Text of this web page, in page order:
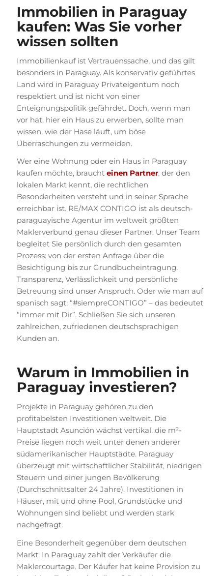
Immobilien in Paraguay
kaufen: Was Sie vorher
wissen sollten
Immobilienkauf ist Vertrauenssache, und das gilt
besonders in Paraguay. Als konservativ geführtes
Land wird in Paraguay Privateigentum noch
respektiert und ist nicht von einer
Enteignungspolitik gefährdet. Doch, wenn man
vor hat, hier ein Haus zu erwerben, sollte man
wissen, wie der Hase läuft, um böse
Überraschungen zu vermeiden.
Wer eine Wohnung oder ein Haus in Paraguay
kaufen möchte, braucht einen Partner, der den
lokalen Markt kennt, die rechtlichen
Besonderheiten versteht und in seiner Sprache
erreichbar ist. RE/MAX CONTIGO ist als deutsch-
paraguayische Agentur im weltweit größten
Maklerverbund genau dieser Partner. Unser Team
begleitet Sie persönlich durch den gesamten
Prozess: von der ersten Anfrage über die
Besichtigung bis zur Grundbucheintragung.
Transparenz, Verlässlichkeit und persönliche
Betreuung sind unser Anspruch. Oder wie man auf
spanisch sagt: “#siempreCONTIGO” – das bedeutet
“immer mit Dir”. Schließen Sie sich unseren
zahlreichen, zufriedenen deutschsprachigen
Kunden an.
Warum in Immobilien in
Paraguay investieren?
Projekte in Paraguay gehören zu den
profitabelsten Investitionen weltweit. Die
Hauptstadt Asunción wächst vertikal, die m²-
Preise liegen noch weit unter denen anderer
südamerikanischer Hauptstädte. Paraguay
überzeugt mit wirtschaftlicher Stabilität, niedrigen
Steuern und einer jungen Bevölkerung
(Durchschnittsalter 24 Jahre). Investitionen in
Häuser, mit und ohne Pool, Grundstücke und
Wohnungen sind beliebt und werden stark
nachgefragt.
Eine Besonderheit gegenüber dem deutschen
Markt: In Paraguay zahlt der Verkäufer die
Maklercourtage. Der Käufer hat keine Provision zu